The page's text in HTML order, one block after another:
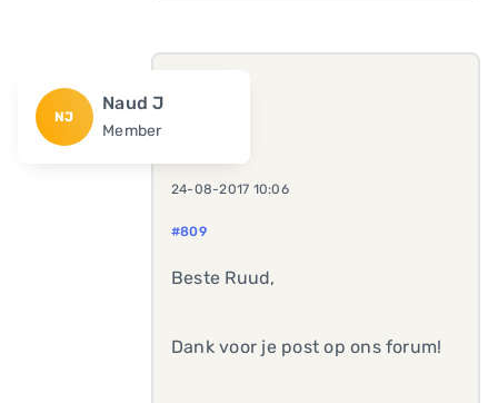
NJ
Naud J
Member
24-08-2017 10:06
#809
Beste Ruud,
Dank voor je post op ons forum!